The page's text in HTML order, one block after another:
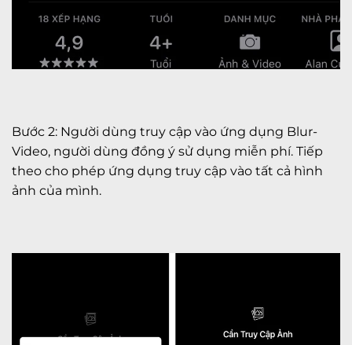
Bước 2: Người dùng truy cập vào ứng dụng Blur-
Video, người dùng đồng ý sử dụng miễn phí. Tiếp
theo cho phép ứng dụng truy cập vào tất cả hình
ảnh của mình.